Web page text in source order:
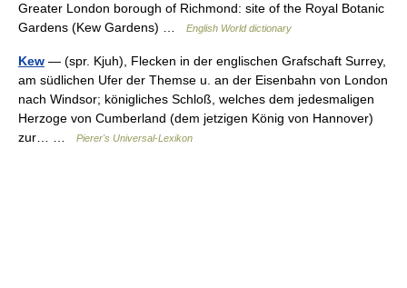
Greater London borough of Richmond: site of the Royal Botanic
Gardens (Kew Gardens) …
English World dictionary
Kew — (spr. Kjuh), Flecken in der englischen Grafschaft Surrey,
am südlichen Ufer der Themse u. an der Eisenbahn von London
nach Windsor; königliches Schloß, welches dem jedesmaligen
Herzoge von Cumberland (dem jetzigen König von Hannover)
zur… …
Pierer's Universal-Lexikon